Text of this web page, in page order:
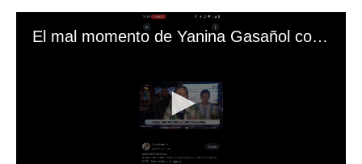
El mal momento de Yanina Gasañol con un hincha argentino en "Subrayado"